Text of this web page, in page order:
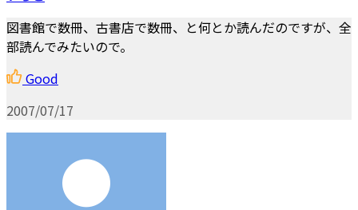
図書館で数冊、古書店で数冊、と何とか読んだのですが、全
部読んでみたいので。
Good
2007/07/17